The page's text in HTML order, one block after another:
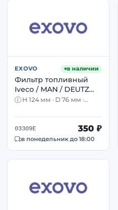
EXOVO в наличии
Фильтр топливный
Iveco / MAN / DEUTZ
EXOVO 03309E H124
H 124 мм · D 76 мм ·
81125030035
03309E 350 ₽
в понедельник до 18:00